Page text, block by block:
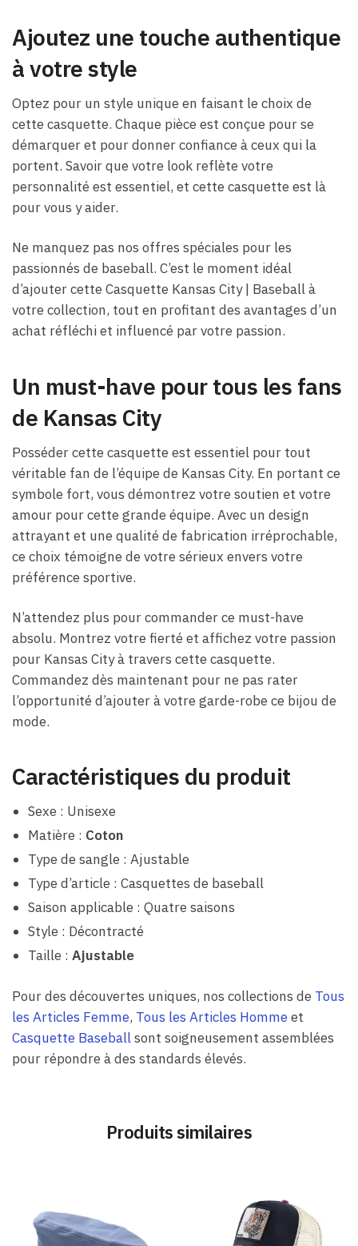
Ajoutez une touche authentique
à votre style
Optez pour un style unique en faisant le choix de
cette casquette. Chaque pièce est conçue pour se
démarquer et pour donner confiance à ceux qui la
portent. Savoir que votre look reflète votre
personnalité est essentiel, et cette casquette est là
pour vous y aider.
Ne manquez pas nos offres spéciales pour les
passionnés de baseball. C’est le moment idéal
d’ajouter cette Casquette Kansas City | Baseball à
votre collection, tout en profitant des avantages d’un
achat réfléchi et influencé par votre passion.
Un must-have pour tous les fans
de Kansas City
Posséder cette casquette est essentiel pour tout
véritable fan de l’équipe de Kansas City. En portant ce
symbole fort, vous démontrez votre soutien et votre
amour pour cette grande équipe. Avec un design
attrayant et une qualité de fabrication irréprochable,
ce choix témoigne de votre sérieux envers votre
préférence sportive.
N’attendez plus pour commander ce must-have
absolu. Montrez votre fierté et affichez votre passion
pour Kansas City à travers cette casquette.
Commandez dès maintenant pour ne pas rater
l’opportunité d’ajouter à votre garde-robe ce bijou de
mode.
Caractéristiques du produit
Sexe : Unisexe
Matière : Coton
Type de sangle : Ajustable
Type d’article : Casquettes de baseball
Saison applicable : Quatre saisons
Style : Décontracté
Taille : Ajustable
Pour des découvertes uniques, nos collections de Tous
les Articles Femme, Tous les Articles Hommeet
Casquette Baseballsont soigneusement assemblées
pour répondre à des standards élevés.
Produits similaires